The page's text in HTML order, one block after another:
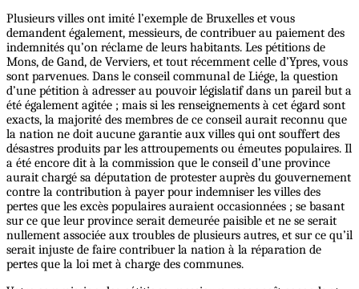
Plusieurs villes ont imité l’exemple de Bruxelles et vous
demandent également, messieurs, de contribuer au paiement des
indemnités qu’on réclame de leurs habitants. Les pétitions de
Mons, de Gand, de Verviers, et tout récemment celle d’Ypres, vous
sont parvenues. Dans le conseil communal de Liége, la question
d’une pétition à adresser au pouvoir législatif dans un pareil but a
été également agitée ; mais si les renseignements à cet égard sont
exacts, la majorité des membres de ce conseil aurait reconnu que
la nation ne doit aucune garantie aux villes qui ont souffert des
désastres produits par les attroupements ou émeutes populaires. Il
a été encore dit à la commission que le conseil d’une province
aurait chargé sa députation de protester auprès du gouvernement
contre la contribution à payer pour indemniser les villes des
pertes que les excès populaires auraient occasionnées ; se basant
sur ce que leur province serait demeurée paisible et ne se serait
nullement associée aux troubles de plusieurs autres, et sur ce qu’il
serait injuste de faire contribuer la nation à la réparation de
pertes que la loi met à charge des communes.